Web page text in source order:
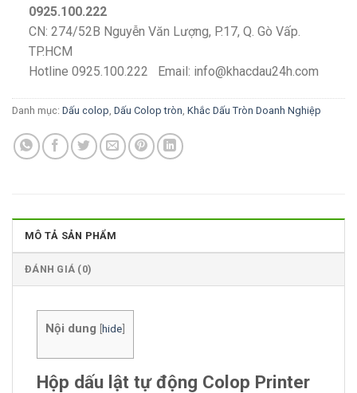
0925.100.222
CN: 274/52B Nguyễn Văn Lượng, P.17, Q. Gò Vấp.
TP.HCM
Hotline 0925.100.222 Email: info@khacdau24h.com
Danh mục: Dấu colop Dấu Colop tròn Khắc Dấu Tròn Doanh Nghiệp
MÔ TẢ SẢN PHẨM
ĐÁNH GIÁ (0)
Nội dung [hide]
Hộp dấu lật tự động Colop Printer